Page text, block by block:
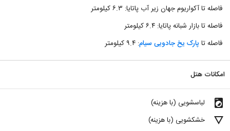
فاصله تا آکواریوم جهان زیر آب پاتایا: ۶.۳ کیلومتر
فاصله تا بازار شبانه پاتایا: ۶.۴ کیلومتر
فاصله تا پارک یخ جادویی سیام: ۹.۴ کیلومتر
امکانات هتل
local_laundry_service لباسشویی (با هزینه)
details خشکشویی (با هزینه)